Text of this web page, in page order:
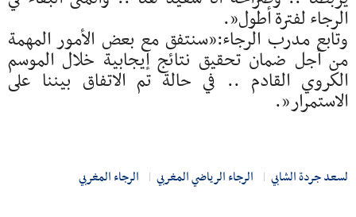
الرجاء لفترة أطول”.
وتابع مدرب الرجاء:”سنتفق مع بعض الأمور المهمة
من أجل ضمان تحقيق نتائج إيجابية خلال الموسم
الكروي القادم .. في حالة تم الاتفاق بيننا على
الاستمرار”.
لسعد جردة الشابي الرجاء الرياضي المغربي الرجاء المغربي